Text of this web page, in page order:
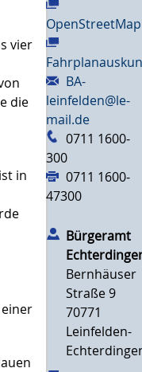
vier
die
in
OpenStreetMap
BA-
leinfelden@le-
mail.de
0711 1600-
300
0711 1600-
47300
Bürgeramt
Bernhäuser
Straße 9
70771
Leinfelden-